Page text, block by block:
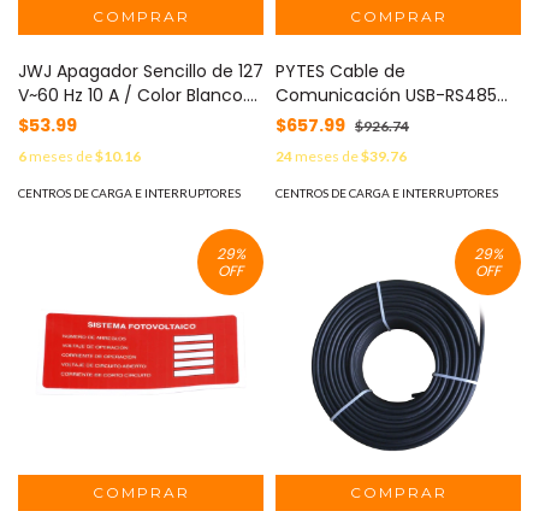
JWJ Apagador Sencillo de 127
V~60 Hz 10 A / Color Blanco.
MOD: JTL-B72-35
$53.99
6meses de$10.16
CENTROS DE CARGA E INTERRUPTORES
PYTES Cable de
Comunicación USB-RS485
p/Baterias PYTES MOD:
RS23248100R
$657.99 $926.74
24meses de$39.76
CENTROS DE CARGA E INTERRUPTORES
29%
OFF
29%
OFF